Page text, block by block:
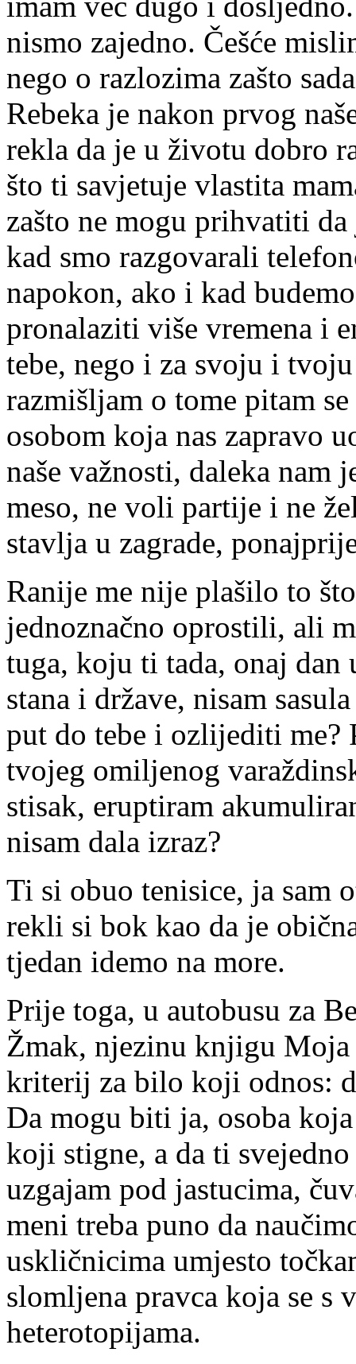
nismo zajedno. Češće
nego o razlozima zašto
Rebeka je nakon prvog
rekla da je u životu dobro
što ti savjetuje vlastita
zašto ne mogu prihvatiti
kad smo razgovarali
napokon, ako i kad
pronalaziti više vremena i
tebe, nego i za svoju i
razmišljam o tome pitam
osobom koja nas zapravo
naše važnosti, daleka nam
meso, ne voli partije i ne
stavlja u zagrade,
Ranije me nije plašilo to
jednoznačno oprostili, ali
tuga, koju ti tada, onaj dan
stana i države, nisam
put do tebe i ozlijediti me?
tvojeg omiljenog
stisak, eruptiram
nisam dala izraz?
Ti si obuo tenisice, ja sam
rekli si bok kao da je
tjedan idemo na more.
Prije toga, u autobusu za
Žmak, njezinu knjigu
kriterij za bilo koji odnos:
Da mogu biti ja, osoba
koji stigne, a da ti
uzgajam pod jastucima,
meni treba puno da
uskličnicima umjesto
slomljena pravca koja se s
heterotopijama.